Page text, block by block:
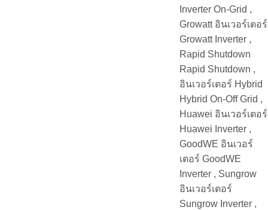
Inverter On-Grid ,
Growatt อินเวอร์เตอร์
Growatt Inverter ,
Rapid Shutdown
Rapid Shutdown ,
อินเวอร์เตอร์ Hybrid
Hybrid On-Off Grid ,
Huawei อินเวอร์เตอร์
Huawei Inverter ,
GoodWE อินเวอร์
เตอร์ GoodWE
Inverter , Sungrow
อินเวอร์เตอร์
Sungrow Inverter ,